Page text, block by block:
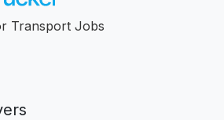
Transport Jobs